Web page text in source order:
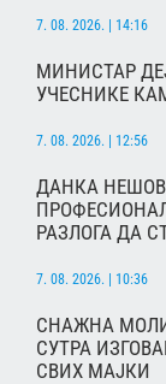
7. 08. 2026. | 14:16
МИНИСТАР
УЧЕСНИКЕ
7. 08. 2026. | 12:56
ДАНКА
РАЗЛОГА ДА
7. 08. 2026. | 10:36
СНАЖНА
СУТРА
СВИХ МАЈКИ